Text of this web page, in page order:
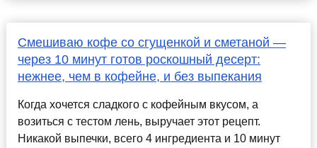
Смешиваю кофе со сгущенкой и сметаной —
через 10 минут готов роскошный десерт:
нежнее, чем в кофейне, и без выпекания
Когда хочется сладкого с кофейным вкусом, а
возиться с тестом лень, выручает этот рецепт.
Никакой выпечки, всего 4 ингредиента и 10 минут